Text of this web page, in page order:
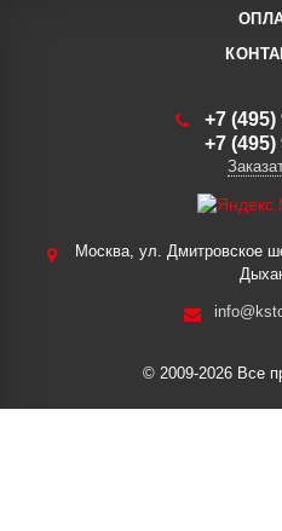
+7 (495)
+7 (495)
Москва, ул. Дмитровское
© 2009-2026 Все